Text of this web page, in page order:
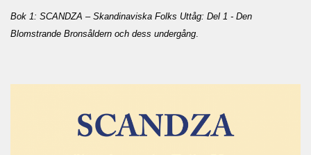
Bok 1: SCANDZA – Skandinaviska Folks Uttåg: Del 1 - Den
Blomstrande Bronsåldern och dess undergång